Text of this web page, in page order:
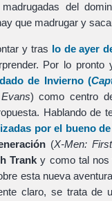
del
que madrugar y
y tras lo de ayer
Por lo pronto
de Invierno(
) como centro
Hablando de
por el bueno de
(X-Men:
Trank y como tal
esta nueva
claro, se trata de